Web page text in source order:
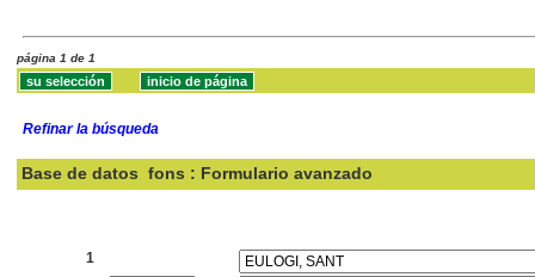
página 1 de 1
Refinar la búsqueda
Base de datos fons : Formulario avanzado
1